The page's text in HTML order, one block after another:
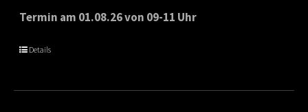
€65.00
Termin am 01.08.26 von 09-11 Uhr
Details